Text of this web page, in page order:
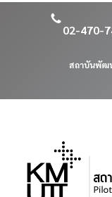
02-470-
สถาบันพัฒ